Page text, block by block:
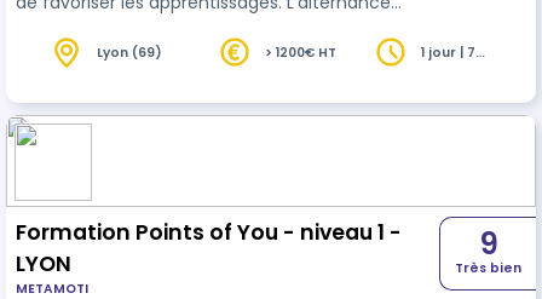
l’environnement de nos clients contribuent à
la qualité de nos formations, nous effectuons
notamment des évaluations de préformation, à
Lyon (69) > 1200€ HT
1 jour | 7
Formation Points of You - niveau 1 -
LYON
METAMOTI
9
Très bien